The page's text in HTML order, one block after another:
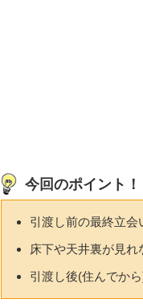
今回のポイント！
引渡し前の最終立会
床下や天井裏が見れ
引渡し後(住んでか